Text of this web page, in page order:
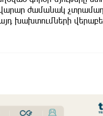
ժամանակ
խախտումների